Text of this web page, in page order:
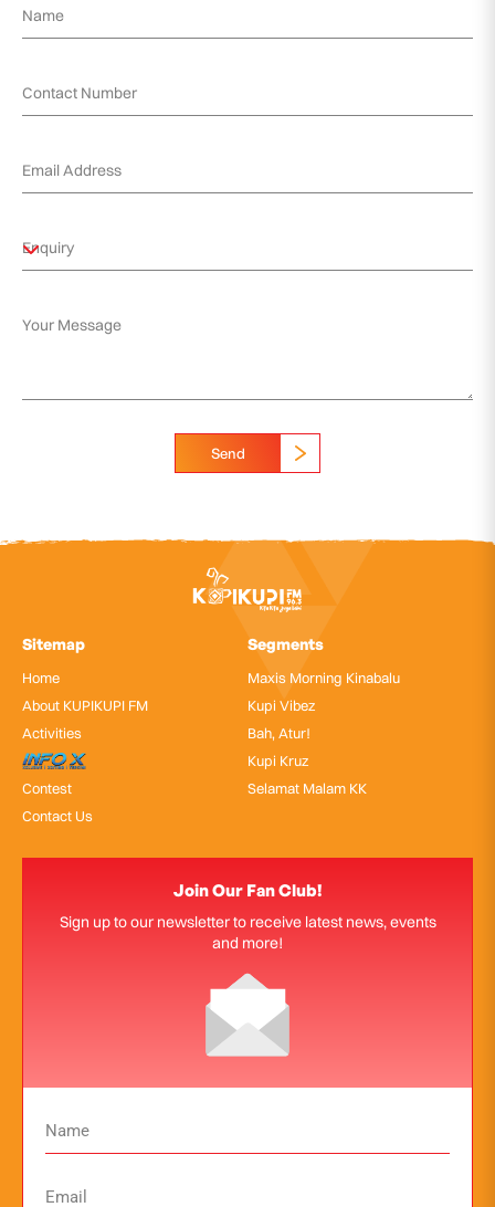
Send
Sitemap
Home
About KUPIKUPI FM
Activities
InfoX
Contest
Contact Us
Segments
Maxis Morning Kinabalu
Kupi Vibez
Bah, Atur!
Kupi Kruz
Selamat Malam KK
Join Our Fan Club!
Sign up to our newsletter to receive latest news, events
and more!